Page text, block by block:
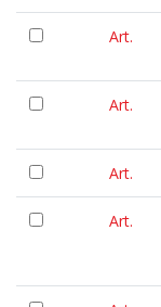
Art.
Art.
Art.
Art.